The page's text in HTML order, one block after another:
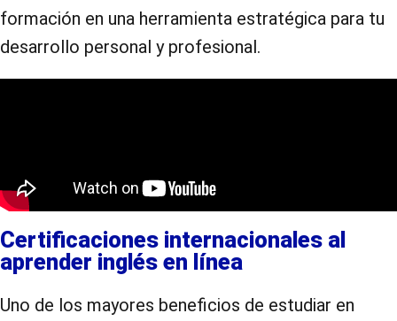
formación en una herramienta estratégica para tu
desarrollo personal y profesional.
Certificaciones internacionales al
aprender inglés en línea
Uno de los mayores beneficios de estudiar en